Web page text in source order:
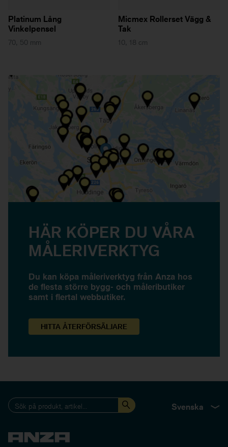
Platinum Lång
Vinkelpensel
70, 50 mm
Micmex Rollerset Vägg &
Tak
10, 18 cm
HÄR KÖPER DU VÅRA
MÅLERIVERKTYG
Du kan köpa måleriverktyg från Anza hos
de flesta större bygg- och måleributiker
samt i flertal webbutiker.
HITTA ÅTERFÖRSÄLJARE
Svenska